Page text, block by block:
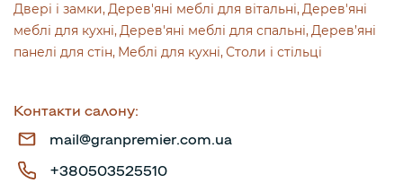
Двері і замки Дерев'яні меблі для вітальні Дерев'яні
меблі для кухні Дерев'яні меблі для спальні Дерев’яні
панелі для стін Меблі для кухні Столи і стільці
Контакти салону:
mail@granpremier.com.ua
+380503525510